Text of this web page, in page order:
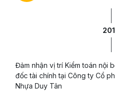
Đảm nhận vị trí Kiểm toán nội
đốc tài chính tại Công ty Cổ
Nhựa Duy Tân